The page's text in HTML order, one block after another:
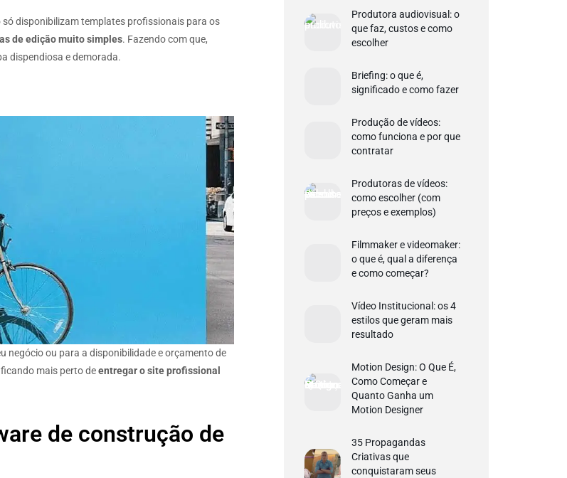
só disponibilizam templates profissionais para os
de edição muito simples. Fazendo com que,
dispendiosa e demorada.
negócio ou para a disponibilidade e orçamento de
ficando mais perto deentregar o site profissional
de construção de
Produtora audiovisual: o
que faz, custos e como
escolher
Briefing: o que é,
significado e como fazer
Produção de vídeos:
como funciona e por que
contratar
Produtoras de vídeos:
como escolher (com
preços e exemplos)
Filmmaker e videomaker:
o que é, qual a diferença
e como começar?
Vídeo Institucional: os 4
estilos que geram mais
resultado
Motion Design: O Que É,
Como Começar e
Quanto Ganha um
Motion Designer
35 Propagandas
Criativas que
conquistaram seus